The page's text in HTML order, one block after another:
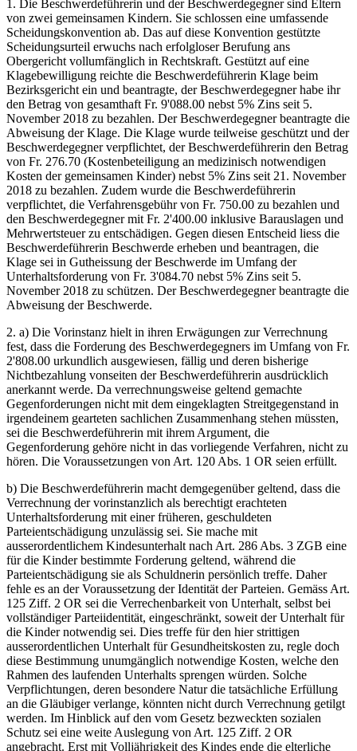
1. Die Beschwerdeführerin und der Beschwerdegegner sind Eltern
von zwei gemeinsamen Kindern. Sie schlossen eine umfassende
Scheidungskonvention ab. Das auf diese Konvention gestützte
Scheidungsurteil erwuchs nach erfolgloser Berufung ans
Obergericht vollumfänglich in Rechtskraft. Gestützt auf eine
Klagebewilligung reichte die Beschwerdeführerin Klage beim
Bezirksgericht ein und beantragte, der Beschwerdegegner habe ihr
den Betrag von gesamthaft Fr. 9'088.00 nebst 5% Zins seit 5.
November 2018 zu bezahlen. Der Beschwerdegegner beantragte die
Abweisung der Klage. Die Klage wurde teilweise geschützt und der
Beschwerdegegner verpflichtet, der Beschwerdeführerin den Betrag
von Fr. 276.70 (Kostenbeteiligung an medizinisch notwendigen
Kosten der gemeinsamen Kinder) nebst 5% Zins seit 21. November
2018 zu bezahlen. Zudem wurde die Beschwerdeführerin
verpflichtet, die Verfahrensgebühr von Fr. 750.00 zu bezahlen und
den Beschwerdegegner mit Fr. 2'400.00 inklusive Barauslagen und
Mehrwertsteuer zu entschädigen. Gegen diesen Entscheid liess die
Beschwerdeführerin Beschwerde erheben und beantragen, die
Klage sei in Gutheissung der Beschwerde im Umfang der
Unterhaltsforderung von Fr. 3'084.70 nebst 5% Zins seit 5.
November 2018 zu schützen. Der Beschwerdegegner beantragte die
Abweisung der Beschwerde.
2. a) Die Vorinstanz hielt in ihren Erwägungen zur Verrechnung
fest, dass die Forderung des Beschwerdegegners im Umfang von Fr.
2'808.00 urkundlich ausgewiesen, fällig und deren bisherige
Nichtbezahlung vonseiten der Beschwerdeführerin ausdrücklich
anerkannt werde. Da verrechnungsweise geltend gemachte
Gegenforderungen nicht mit dem eingeklagten Streitgegenstand in
irgendeinem gearteten sachlichen Zusammenhang stehen müssten,
sei die Beschwerdeführerin mit ihrem Argument, die
Gegenforderung gehöre nicht in das vorliegende Verfahren, nicht zu
hören. Die Voraussetzungen von Art. 120 Abs. 1 OR seien erfüllt.
b) Die Beschwerdeführerin macht demgegenüber geltend, dass die
Verrechnung der vorinstanzlich als berechtigt erachteten
Unterhaltsforderung mit einer früheren, geschuldeten
Parteientschädigung unzulässig sei. Sie mache mit
ausserordentlichem Kindesunterhalt nach Art. 286 Abs. 3 ZGB eine
für die Kinder bestimmte Forderung geltend, während die
Parteientschädigung sie als Schuldnerin persönlich treffe. Daher
fehle es an der Voraussetzung der Identität der Parteien. Gemäss Art.
125 Ziff. 2 OR sei die Verrechenbarkeit von Unterhalt, selbst bei
vollständiger Parteiidentität, eingeschränkt, soweit der Unterhalt für
die Kinder notwendig sei. Dies treffe für den hier strittigen
ausserordentlichen Unterhalt für Gesundheitskosten zu, regle doch
diese Bestimmung unumgänglich notwendige Kosten, welche den
Rahmen des laufenden Unterhalts sprengen würden. Solche
Verpflichtungen, deren besondere Natur die tatsächliche Erfüllung
an die Gläubiger verlange, könnten nicht durch Verrechnung getilgt
werden. Im Hinblick auf den vom Gesetz bezweckten sozialen
Schutz sei eine weite Auslegung von Art. 125 Ziff. 2 OR
angebracht. Erst mit Volljährigkeit des Kindes ende die elterliche